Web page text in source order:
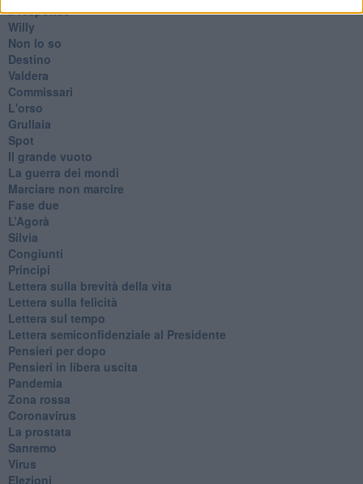
​Il responso
Willy
Non lo so
Destino
Valdera
Commissari
L'orso
Grullaia
Spot
​Il grande vuoto
​La guerra dei mondi
Marciare non marcire
Fase due
L’Agorà
Silvia
Congiunti
Principi
​Lettera sulla brevità della vita
​Lettera sulla felicità
​Lettera sul tempo
Lettera semiconfidenziale al Presidente
Pensieri per dopo
​Pensieri in libera uscita
Pandemia
Zona rossa
Coronavirus
La prostata
Sanremo
Virus
Elezioni